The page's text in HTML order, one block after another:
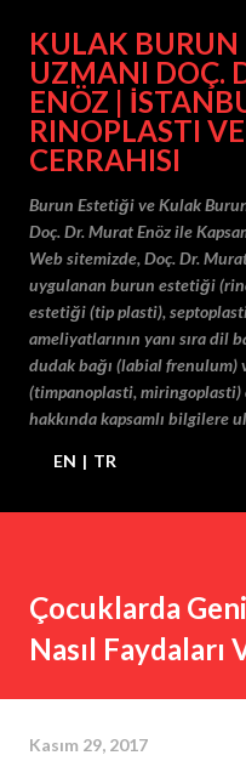
Ana
KULAK
UZMANI DOÇ.
ENÖZ |
RINOPLASTI
CERRAHISI
Burun Estetiği ve Kulak
Doç. Dr. Murat Enöz ile
Web sitemizde, Doç. Dr.
uygulanan burun estetiği
estetiği (tip plasti),
ameliyatlarının yanı sıra dil
dudak bağı (labial frenulum)
(timpanoplasti, miringoplasti)
hakkında kapsamlı bilgilere
EN | TR
Çocuklarda
Nasıl Faydaları
Kasım 29, 2017